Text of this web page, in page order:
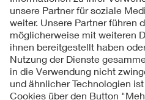
Direkter Link:www.vde.com/